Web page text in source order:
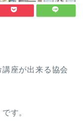
座が出来る協会
す。